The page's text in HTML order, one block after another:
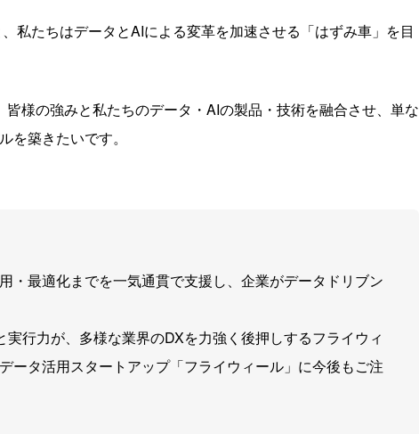
私たちはデータとAIによる変革を加速させる「はずみ車」を目
様の強みと私たちのデータ・AIの製品・技術を融合させ、単な
を築きたいです。
・最適化までを一気通貫で支援し、企業がデータドリブン
実行力が、多様な業界のDXを力強く後押しするフライウィ
ータ活用スタートアップ「フライウィール」に今後もご注